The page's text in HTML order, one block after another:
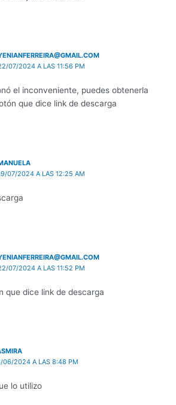
07/2024 A LAS 11:56 PM
el inconveniente, puedes obtenerla
que dice link de descarga
07/2024 A LAS 12:25 AM
07/2024 A LAS 11:52 PM
que dice link de descarga
06/2024 A LAS 8:48 PM
lo utilizo